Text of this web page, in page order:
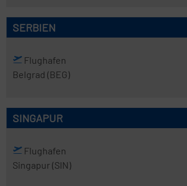
SERBIEN
Flughafen
Belgrad (BEG)
SINGAPUR
Flughafen
Singapur (SIN)